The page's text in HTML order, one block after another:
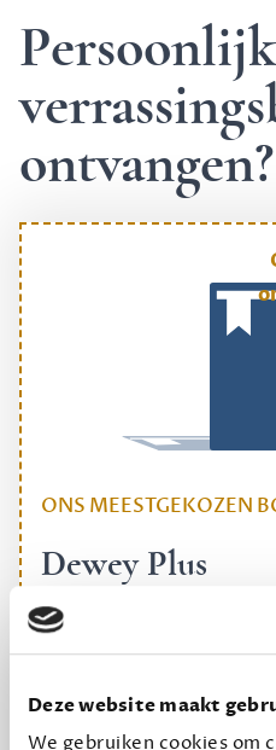
Deze website maakt
We gebruiken cookies om
ontvangen?
ONS MEESTGEKOZEN
Dewey Plus
Een originele manier om
halen.